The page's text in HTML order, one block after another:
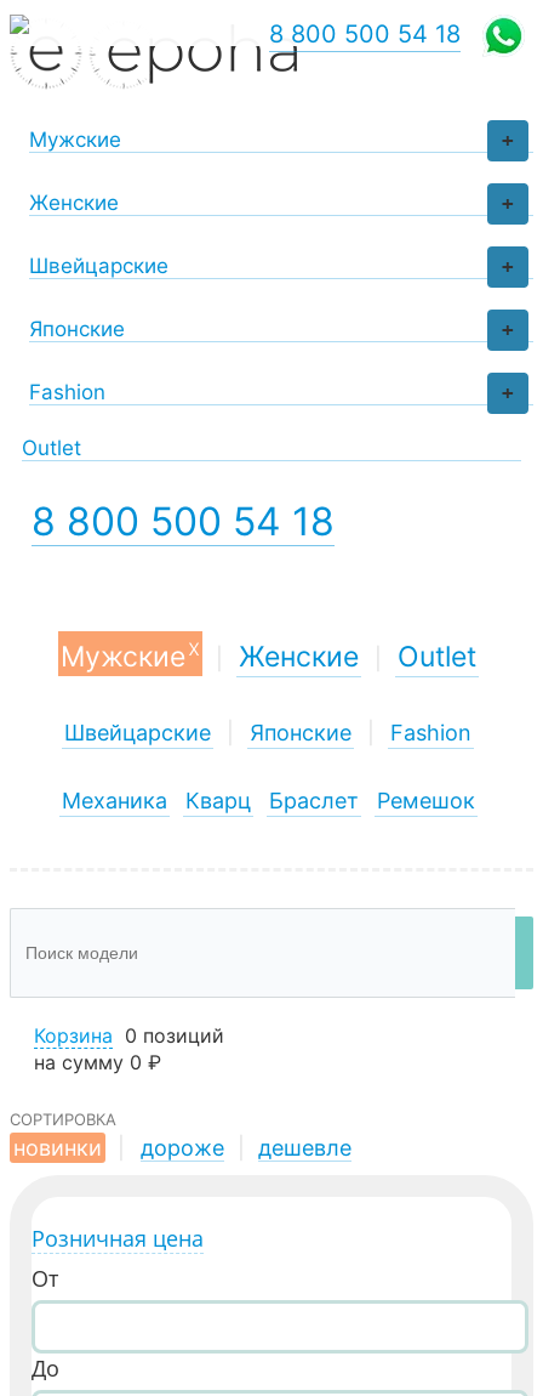
+
Мужские
+
Женские
+
Швейцарские
+
Японские
+
Fashion
Outlet
8 800 500 54 18
8 800 500 54 18
Мужскиеx Женские Outlet
Швейцарские Японские Fashion
Механика Кварц Браслет Ремешок
Корзина 0 позиций
на сумму 0 ₽
сортировка
новинки
дороже дешевле
Розничная цена
От
До